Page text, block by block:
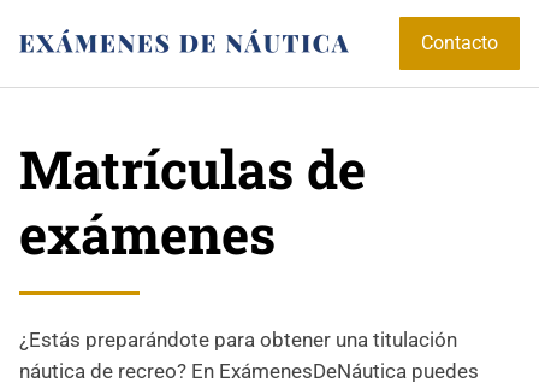
Contacto
Matrículas de
exámenes
¿Estás preparándote para obtener una titulación
náutica de recreo? En ExámenesDeNáutica puedes